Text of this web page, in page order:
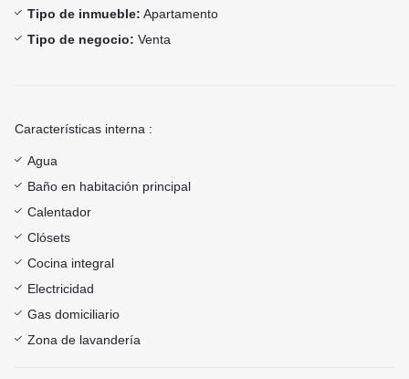
Tipo de inmueble: Apartamento
Tipo de negocio: Venta
Características interna :
Agua
Baño en habitación principal
Calentador
Clósets
Cocina integral
Electricidad
Gas domiciliario
Zona de lavandería